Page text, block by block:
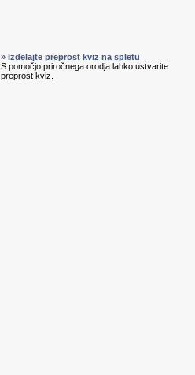
» Izdelajte preprost kviz na spletu
S pomočjo priročnega orodja lahko ustvarite
preprost kviz.